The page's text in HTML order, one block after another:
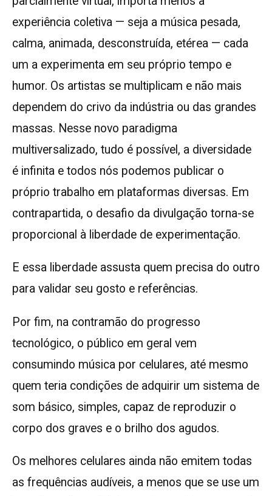
experiência coletiva — seja a música pesada,
calma, animada, desconstruída, etérea — cada
um a experimenta em seu próprio tempo e
humor. Os artistas se multiplicam e não mais
dependem do crivo da indústria ou das grandes
massas. Nesse novo paradigma
multiversalizado, tudo é possível, a diversidade
é infinita e todos nós podemos publicar o
próprio trabalho em plataformas diversas. Em
contrapartida, o desafio da divulgação torna-se
proporcional à liberdade de experimentação.
E essa liberdade assusta quem precisa do outro
para validar seu gosto e referências.
Por fim, na contramão do progresso
tecnológico, o público em geral vem
consumindo música por celulares, até mesmo
quem teria condições de adquirir um sistema de
som básico, simples, capaz de reproduzir o
corpo dos graves e o brilho dos agudos.
Os melhores celulares ainda não emitem todas
as frequências audíveis, a menos que se use um